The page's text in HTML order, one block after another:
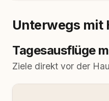
Unterwegs mit
Tagesausflüge
Ziele direkt vor der